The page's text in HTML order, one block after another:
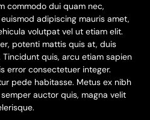
commodo dui quam nec,
adipiscing mauris amet,
volutpat vel ut etiam elit.
potenti mattis quis at, duis
quis, arcu etiam sapien
error consectetuer integer.
pede habitasse. Metus ex nibh
auctor quis, magna velit